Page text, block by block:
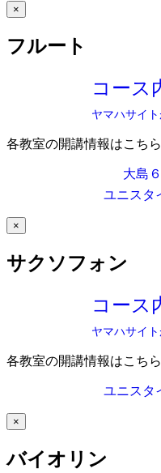
×
フルート
コース
ヤマハサイ
各教室の開講情報はこちら
大島
ユニスタ
×
サクソフォン
コース
ヤマハサイ
各教室の開講情報はこちら
ユニスタ
×
バイオリン